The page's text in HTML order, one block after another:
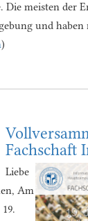
Die meisten der
und
)
Fachschaft
Liebe
Am